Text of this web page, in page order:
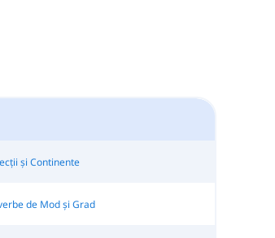
și Continente
de Mod și Grad